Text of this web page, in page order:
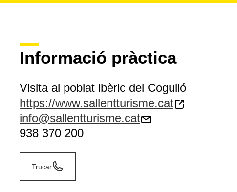
Informació pràctica
Visita al poblat ibèric del Cogulló
https://www.sallentturisme.cat
info@sallentturisme.cat
938 370 200
Trucar